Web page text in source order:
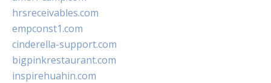
hrsreceivables.com
empconst1.com
cinderella-support.com
bigpinkrestaurant.com
inspirehuahin.com